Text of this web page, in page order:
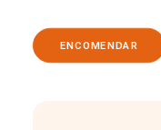
ENCOMENDAR